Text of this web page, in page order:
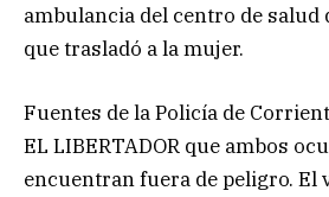
ambulancia del centro de salud
que trasladó a la mujer.
Fuentes de la Policía de
EL LIBERTADOR que ambos
encuentran fuera de peligro. El